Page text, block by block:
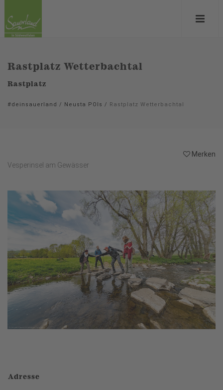
Rastplatz Wetterbachtal
Rastplatz
#deinsauerland / Neusta POIs / Rastplatz Wetterbachtal
Merken
Vesperinsel am Gewässer
Adresse